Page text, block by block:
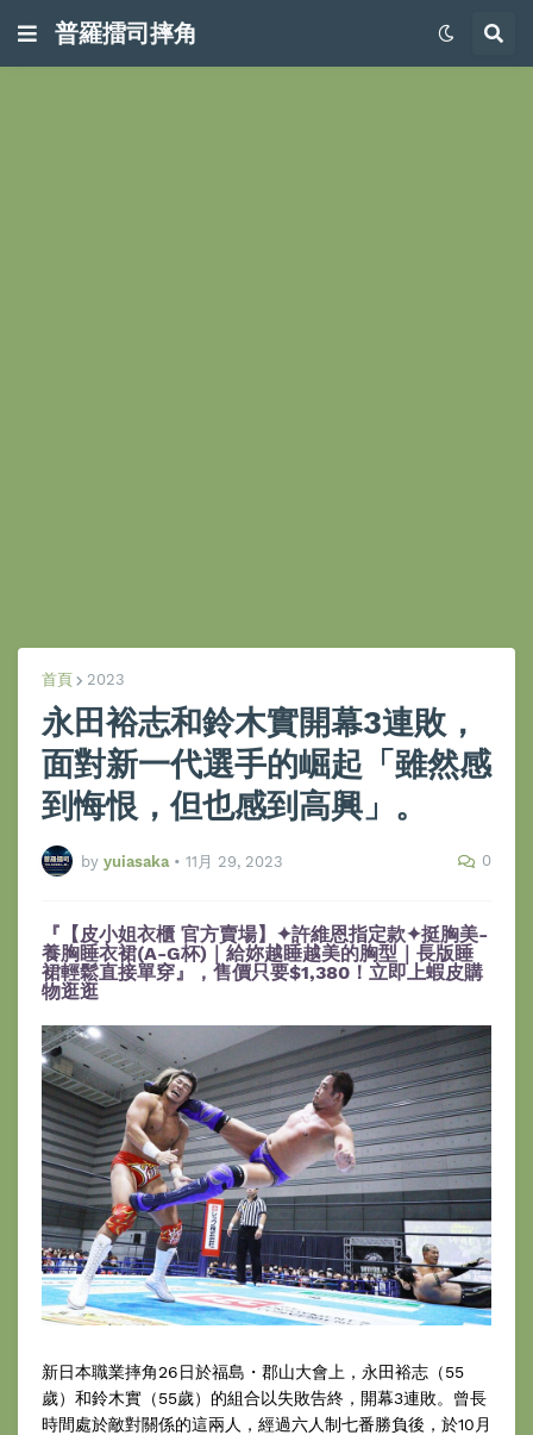
普羅擂司摔角
首頁 2023
永田裕志和鈴木實開幕3連敗，
面對新一代選手的崛起「雖然感
到悔恨，但也感到高興」。
by yuiasaka • 11月 29, 2023 0
『【皮小姐衣櫃 官方賣場】✦許維恩指定款✦挺胸美-
養胸睡衣裙(A-G杯)｜給妳越睡越美的胸型｜長版睡
裙輕鬆直接單穿』，售價只要$1,380！立即上蝦皮購
物逛逛
新日本職業摔角26日於福島・郡山大會上，永田裕志（55
歲）和鈴木實（55歲）的組合以失敗告終，開幕3連敗。曾長
時間處於敵對關係的這兩人，經過六人制七番勝負後，於10月